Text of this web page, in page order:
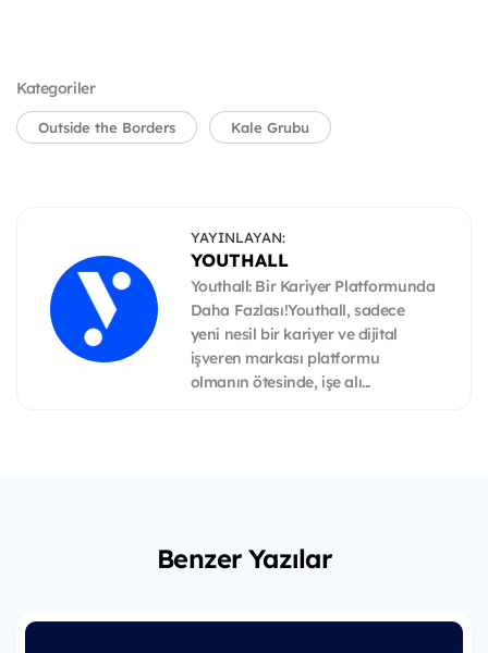
Kategoriler
Outside the Borders Kale Grubu
YAYINLAYAN:
YOUTHALL
Youthall: Bir Kariyer Platformunda
Daha Fazlası!Youthall, sadece
yeni nesil bir kariyer ve dijital
işveren markası platformu
olmanın ötesinde, işe alı...
Benzer Yazılar